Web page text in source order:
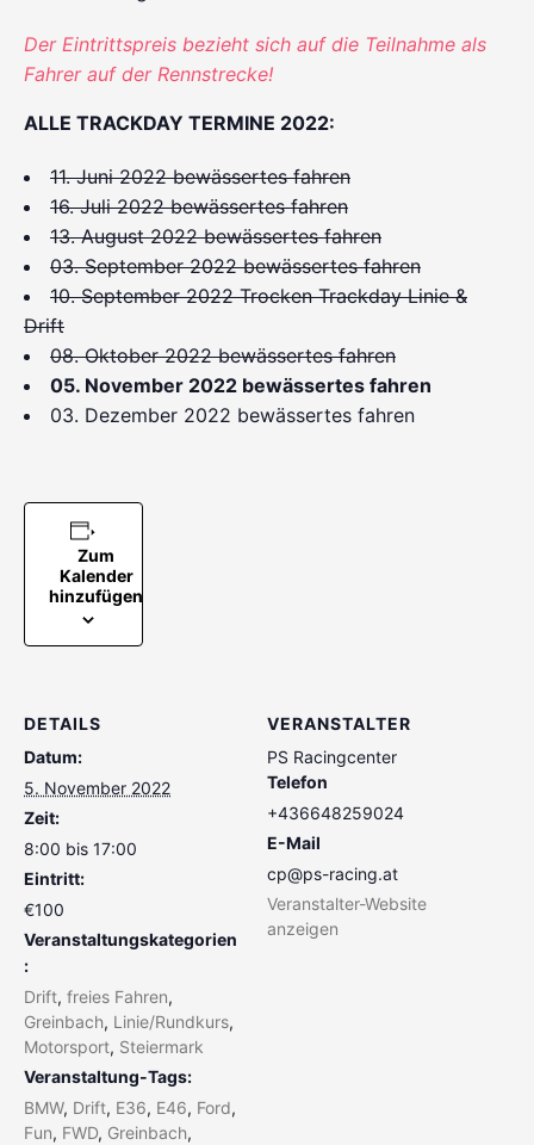
Der Eintrittspreis bezieht sich auf die Teilnahme als
Fahrer auf der Rennstrecke!
ALLE TRACKDAY TERMINE 2022:
11. Juni 2022 bewässertes fahren
16. Juli 2022 bewässertes fahren
13. August 2022 bewässertes fahren
03. September 2022 bewässertes fahren
10. September 2022 Trocken Trackday Linie &
Drift
08. Oktober 2022 bewässertes fahren
05. November 2022 bewässertes fahren
03. Dezember 2022 bewässertes fahren
Zum
Kalender
hinzufügen
DETAILS
Datum:
5. November 2022
Zeit:
8:00 bis 17:00
Eintritt:
€100
Veranstaltungskategorien
:
Drift, freies Fahren,
Greinbach, Linie/Rundkurs,
Motorsport, Steiermark
Veranstaltung-Tags:
BMW, Drift, E36, E46, Ford,
Fun, FWD, Greinbach,
VERANSTALTER
PS Racingcenter
Telefon
+436648259024
E-Mail
cp@ps-racing.at
Veranstalter-Website
anzeigen